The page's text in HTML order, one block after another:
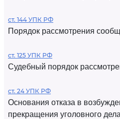
ст. 144 УПК РФ
Порядок рассмотрения
ст. 125 УПК РФ
Судебный порядок
ст. 24 УПК РФ
Основания отказа в
прекращения уголовного дела